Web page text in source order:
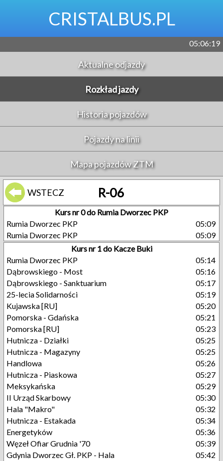
CRISTALBUS.PL
05:06:19
Aktualne odjazdy
Rozkład jazdy
Historia pojazdów
Pojazdy na linii
Mapa pojazdów ZTM
WSTECZ R-06
Kurs nr 0 do Rumia Dworzec PKP
Rumia Dworzec PKP
05:09
Rumia Dworzec PKP
05:09
Kurs nr 1 do Kacze Buki
Rumia Dworzec PKP
05:14
Dąbrowskiego - Most
05:16
Dąbrowskiego - Sanktuarium
05:17
25-lecia Solidarności
05:19
Kujawska [RU]
05:20
Pomorska - Gdańska
05:21
Pomorska [RU]
05:23
Hutnicza - Działki
05:25
Hutnicza - Magazyny
05:25
Handlowa
05:26
Hutnicza - Piaskowa
05:27
Meksykańska
05:29
II Urząd Skarbowy
05:30
Hala "Makro"
05:32
Hutnicza - Estakada
05:34
Energetyków
05:36
Węzeł Ofiar Grudnia '70
05:39
Gdynia Dworzec Gł. PKP - Hala
05:42